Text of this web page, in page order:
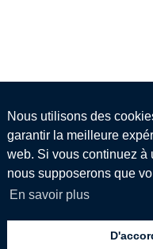
Nous utilisons des
garantir la meilleure
web. Si vous continuez à
nous supposerons que
En savoir plus